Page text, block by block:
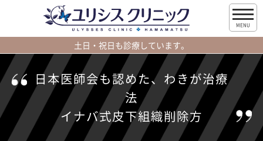
土日・祝日も診療しています。
MENU
日本医師会も認めた、わきが治療
法
イナバ式皮下組織削除方